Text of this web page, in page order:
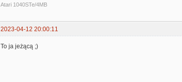
Atari 1040STe/4MB
2023-04-12 20:00:11
To ja jeżącą ;)